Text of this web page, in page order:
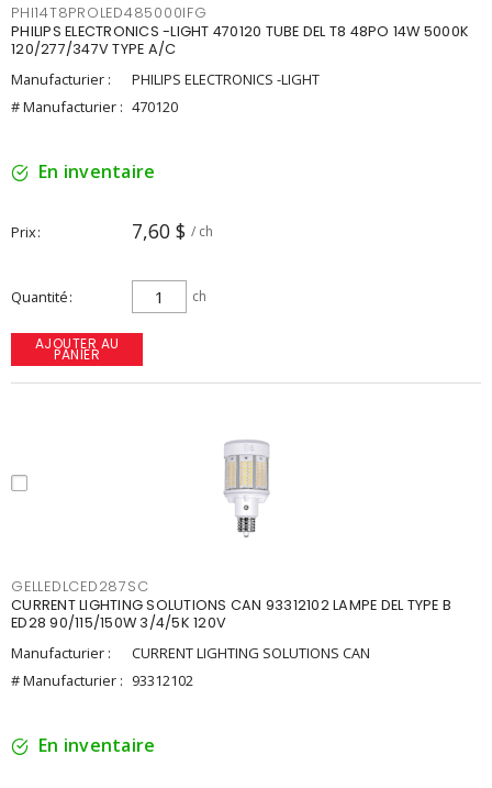
PHI14T8PROLED485000IFG
PHILIPS ELECTRONICS -LIGHT 470120 TUBE DEL T8 48PO 14W 5000K
120/277/347V TYPE A/C
Manufacturier :
PHILIPS ELECTRONICS -LIGHT
# Manufacturier : 470120
En inventaire
Prix 7,60 $ / ch
Quantité ch
AJOUTER AU
PANIER
GELLEDLCED287SC
CURRENT LIGHTING SOLUTIONS CAN 93312102 LAMPE DEL TYPE B
ED28 90/115/150W 3/4/5K 120V
Manufacturier :
CURRENT LIGHTING SOLUTIONS CAN
# Manufacturier : 93312102
En inventaire